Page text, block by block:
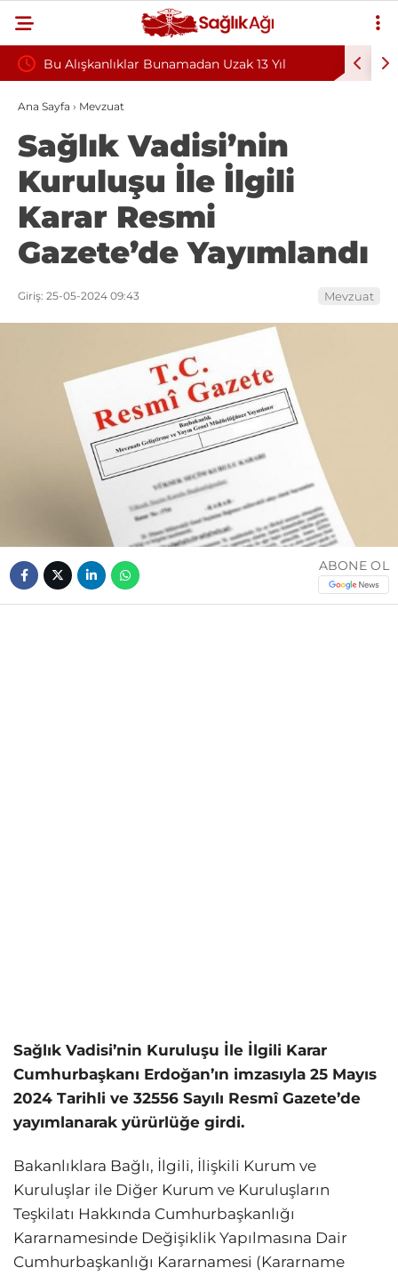
Bu Alışkanlıklar Bunamadan Uzak 13 Yıl
Kazandırabilir
Teşvik
Ana Sayfa › Mevzuat
Sağlık Vadisi’nin
Kuruluşu İle İlgili
Karar Resmi
Gazete’de Yayımlandı
Giriş: 25-05-2024 09:43 Mevzuat
ABONE OL
Sağlık Vadisi’nin Kuruluşu İle İlgili Karar
Cumhurbaşkanı Erdoğan’ın imzasıyla 25 Mayıs
2024 Tarihli ve 32556 Sayılı Resmî Gazete’de
yayımlanarak yürürlüğe girdi.
Bakanlıklara Bağlı, İlgili, İlişkili Kurum ve
Kuruluşlar ile Diğer Kurum ve Kuruluşların
Teşkilatı Hakkında Cumhurbaşkanlığı
Kararnamesinde Değişiklik Yapılmasına Dair
Cumhurbaşkanlığı Kararnamesi (Kararname